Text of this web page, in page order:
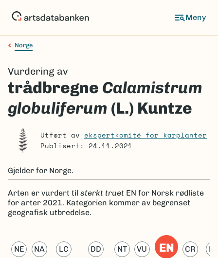
Meny
Navigasjonssti
Norge
Vurdering av
trådbregne Calamistrum
globuliferum (L.) Kuntze
Utført av ekspertkomité for karplanter
Publisert: 24.11.2021
Gjelder for Norge.
Arten er vurdert til sterkt truet EN for Norsk rødliste
for arter 2021. Kategorien kommer av begrenset
geografisk utbredelse.
NE NA LC DD NT VU EN CR